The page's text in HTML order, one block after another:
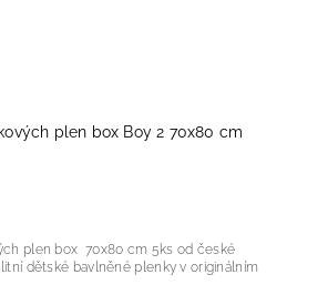
plen box Boy 2 70x80 cm
plen box 70x80 cm 5ks od české
dětské bavlněné plenky v originálním